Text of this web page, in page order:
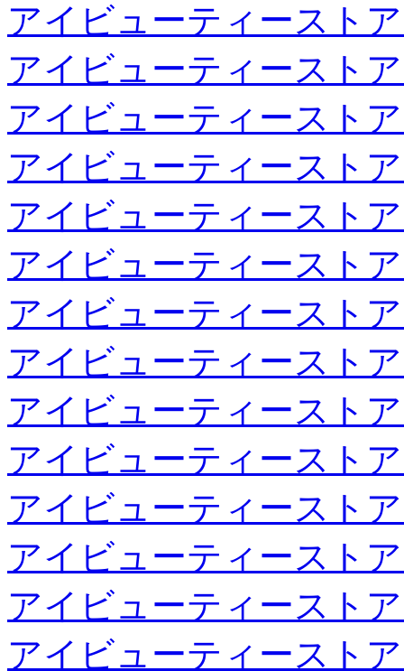
アイビューティースト
アイビューティースト
アイビューティースト
アイビューティースト
アイビューティースト
アイビューティースト
アイビューティースト
アイビューティースト
アイビューティースト
アイビューティースト
アイビューティースト
アイビューティースト
アイビューティースト
アイビューティースト